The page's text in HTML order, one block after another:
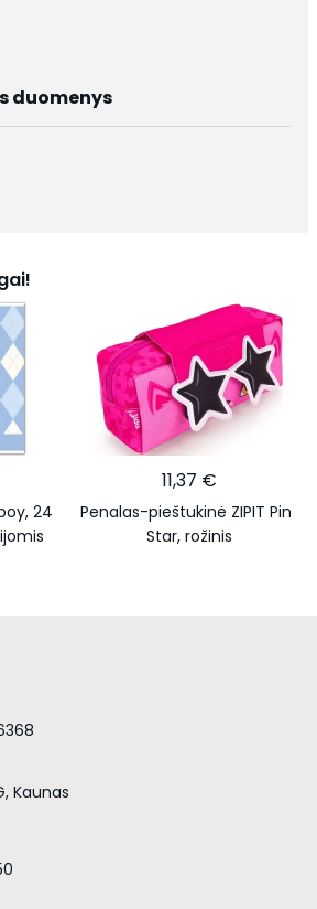
duomenys
24
11,37 €
Penalas-pieštukinė ZIPIT Pink
Star, rožinis
Kaunas